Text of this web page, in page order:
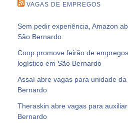
VAGAS DE EMPREGOS
Sem pedir experiência, Amazon
São Bernardo
Coop promove feirão de
logístico em São Bernardo
Assaí abre vagas para unidade
Bernardo
Theraskin abre vagas para
Bernardo